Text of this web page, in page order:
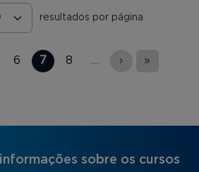
resultados por página
6 7 8 › »
sobre os cursos